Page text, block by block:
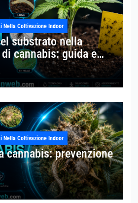
Nella Coltivazione Indoor
substrato nella
cannabis: guida e
Nella Coltivazione Indoor
cannabis: prevenzione